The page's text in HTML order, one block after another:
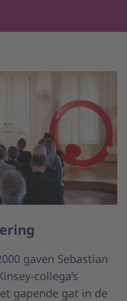
gaven Sebastian
collega’s
gapende gat in de